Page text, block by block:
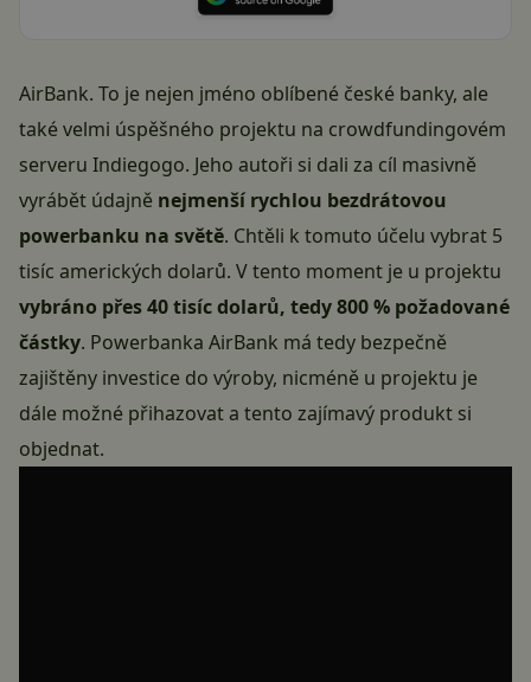
AirBank. To je nejen jméno oblíbené české banky, ale
také velmi úspěšného projektu na crowdfundingovém
serveru Indiegogo. Jeho autoři si dali za cíl masivně
vyrábět údajně nejmenší rychlou bezdrátovou
powerbanku na světě. Chtěli k tomuto účelu vybrat 5
tisíc amerických dolarů. V tento moment je u projektu
vybráno přes 40 tisíc dolarů, tedy 800 % požadované
částky. Powerbanka AirBank má tedy bezpečně
zajištěny investice do výroby, nicméně u projektu je
dále možné přihazovat a tento zajímavý produkt si
objednat.